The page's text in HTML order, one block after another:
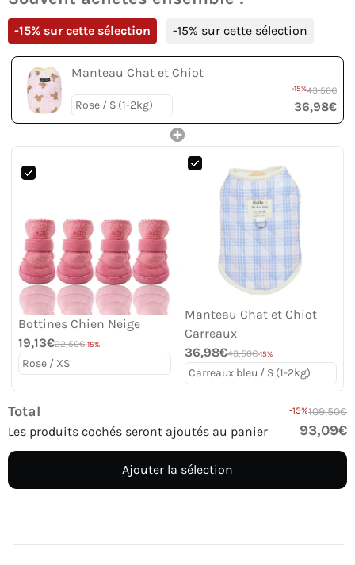
-15% sur cette sélection -15% sur cette sélection
Manteau Chat et Chiot
-15%43,50€
36,98€
Bottines Chien Neige
19,13€22,50€-15%
Manteau Chat et Chiot
Carreaux
36,98€43,50€-15%
Total
Les produits cochés seront ajoutés au panier
-15%109,50€
93,09€
Ajouter la sélection